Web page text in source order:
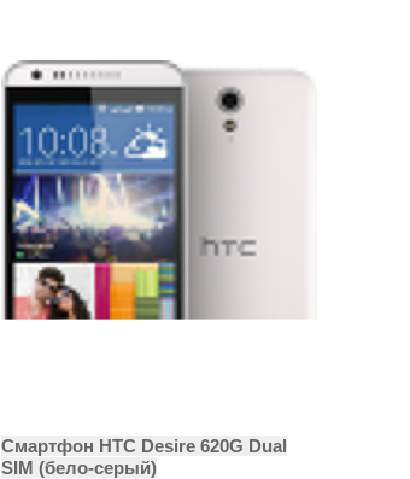
Смартфон HTC Desire 620G Dual
SIM (бело-серый)